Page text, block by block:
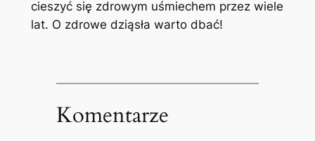
cieszyć się zdrowym uśmiechem przez wiele
lat. O zdrowe dziąsła warto dbać!
Komentarze